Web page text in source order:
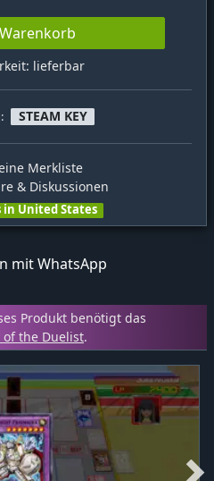
lieferbar
STEAM KEY
Merkliste
& Diskussionen
in United States
mit WhatsApp
Produkt benötigt das
of the Duelist.